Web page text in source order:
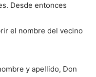
Desde entonces
el nombre del vecino
y apellido, Don